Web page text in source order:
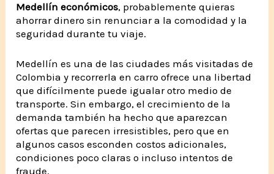
Medellín económicos, probablemente quieras
ahorrar dinero sin renunciar a la comodidad y la
seguridad durante tu viaje.
Medellín es una de las ciudades más visitadas de
Colombia y recorrerla en carro ofrece una libertad
que difícilmente puede igualar otro medio de
transporte. Sin embargo, el crecimiento de la
demanda también ha hecho que aparezcan
ofertas que parecen irresistibles, pero que en
algunos casos esconden costos adicionales,
condiciones poco claras o incluso intentos de
fraude.